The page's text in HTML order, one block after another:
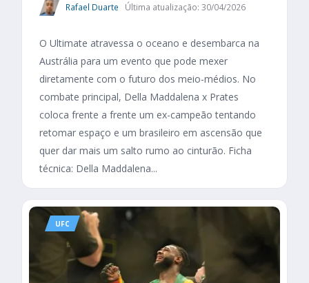
Rafael Duarte Última atualização: 30/04/2026
O Ultimate atravessa o oceano e desembarca na
Austrália para um evento que pode mexer
diretamente com o futuro dos meio-médios. No
combate principal, Della Maddalena x Prates
coloca frente a frente um ex-campeão tentando
retomar espaço e um brasileiro em ascensão que
quer dar mais um salto rumo ao cinturão. Ficha
técnica: Della Maddalena...
UFC